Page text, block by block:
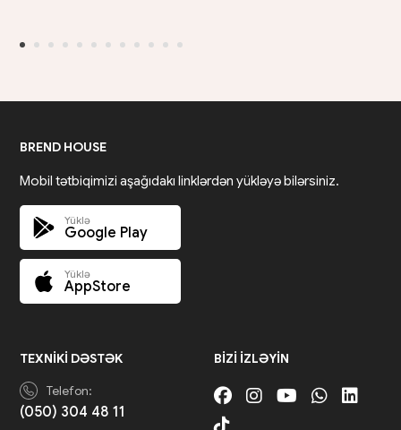
BREND HOUSE
Mobil tətbiqimizi aşağıdakı linklərdən yükləyə bilərsiniz.
Yüklə
Google Play
Yüklə
AppStore
TEXNIKI DƏSTƏK
Telefon:
(050) 304 48 11
BIZI IZLƏYIN